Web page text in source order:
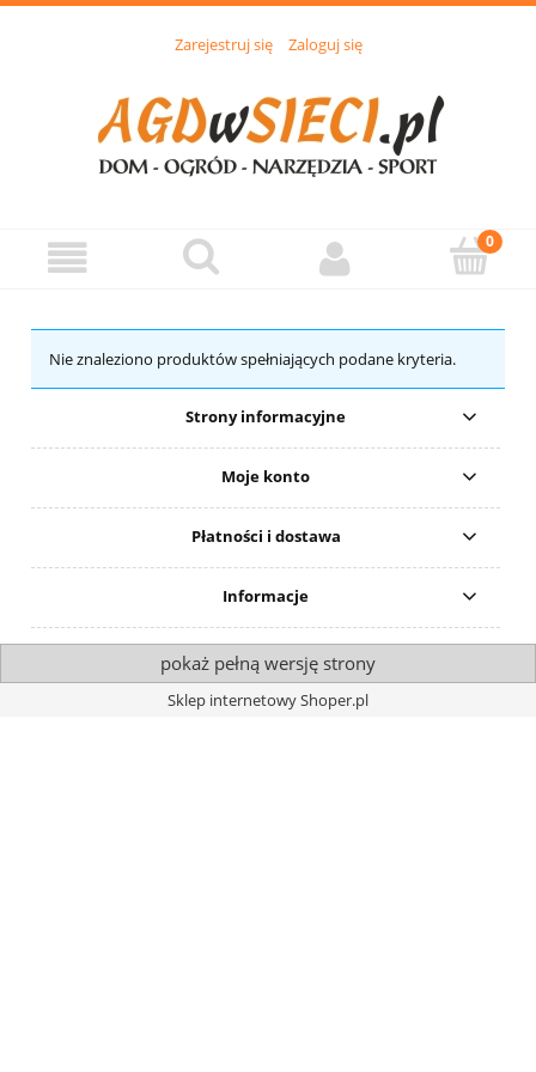
Zarejestruj się Zaloguj się
Nie znaleziono produktów spełniających podane kryteria.
Strony informacyjne
Moje konto
Płatności i dostawa
Informacje
pokaż pełną wersję strony
Sklep internetowy Shoper.pl